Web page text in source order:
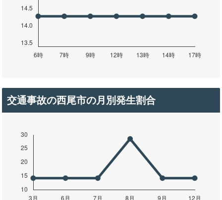
交通事故の西尾市の月別発生割合